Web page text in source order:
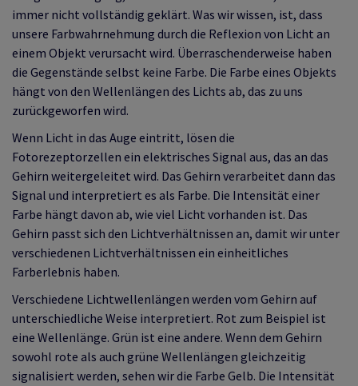
immer nicht vollständig geklärt. Was wir wissen, ist, dass
unsere Farbwahrnehmung durch die Reflexion von Licht an
einem Objekt verursacht wird. Überraschenderweise haben
die Gegenstände selbst keine Farbe. Die Farbe eines Objekts
hängt von den Wellenlängen des Lichts ab, das zu uns
zurückgeworfen wird.
Wenn Licht in das Auge eintritt, lösen die
Fotorezeptorzellen ein elektrisches Signal aus, das an das
Gehirn weitergeleitet wird. Das Gehirn verarbeitet dann das
Signal und interpretiert es als Farbe. Die Intensität einer
Farbe hängt davon ab, wie viel Licht vorhanden ist. Das
Gehirn passt sich den Lichtverhältnissen an, damit wir unter
verschiedenen Lichtverhältnissen ein einheitliches
Farberlebnis haben.
Verschiedene Lichtwellenlängen werden vom Gehirn auf
unterschiedliche Weise interpretiert. Rot zum Beispiel ist
eine Wellenlänge. Grün ist eine andere. Wenn dem Gehirn
sowohl rote als auch grüne Wellenlängen gleichzeitig
signalisiert werden, sehen wir die Farbe Gelb. Die Intensität